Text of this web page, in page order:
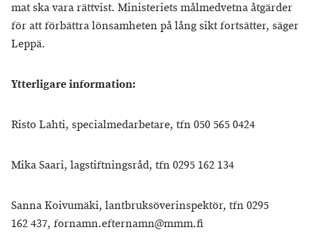
mat ska vara rättvist. Ministeriets målmedvetna åtgärder
för att förbättra lönsamheten på lång sikt fortsätter, säger
Leppä.
Ytterligare information:
Risto Lahti, specialmedarbetare, tfn 050 565 0424
Mika Saari, lagstiftningsråd, tfn 0295 162 134
Sanna Koivumäki, lantbruksöverinspektör, tfn 0295
162 437, fornamn.efternamn@mmm.fi